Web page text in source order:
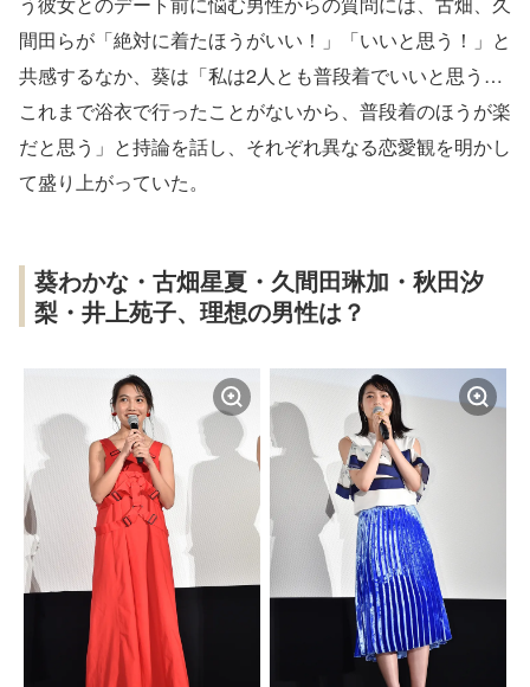
間田らが「絶対に着たほうがいい！」「いいと思う！」と
共感するなか、葵は「私は2人とも普段着でいいと思う…
これまで浴衣で行ったことがないから、普段着のほうが楽
だと思う」と持論を話し、それぞれ異なる恋愛観を明かし
て盛り上がっていた。
葵わかな・古畑星夏・久間田琳加・秋田汐
梨・井上苑子、理想の男性は？